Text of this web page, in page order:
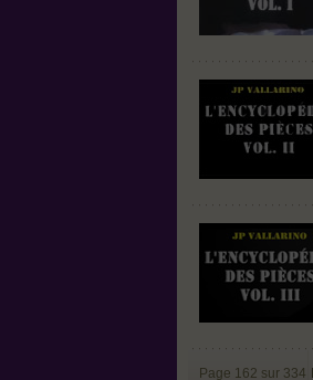
Page 162 sur 334